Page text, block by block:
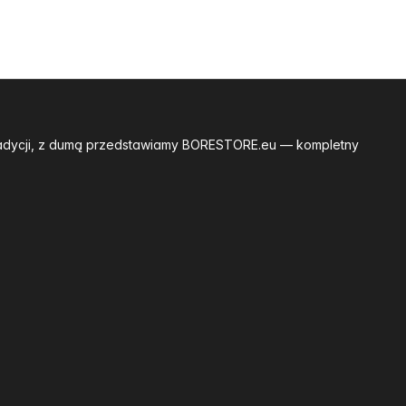
z dumą przedstawiamy BORESTORE.eu — kompletny